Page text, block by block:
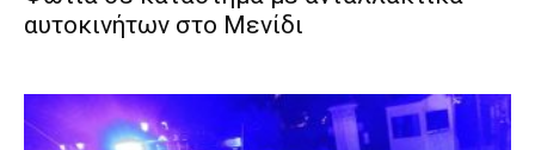
αυτοκινήτων στο Μενίδι